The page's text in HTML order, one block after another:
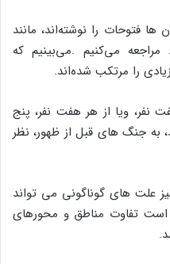
فتوحات را نوشته‌اند، مانند
مراجعه می‌کنیم .می‌بینیم که
را مرتکب شده‌اند.
نفر، ویا از هر هفت نفر، پنج
به جنگ های قبل از ظهور، نظر
علت های گوناگونی می تواند
است تفاوت مناطق و محورهای